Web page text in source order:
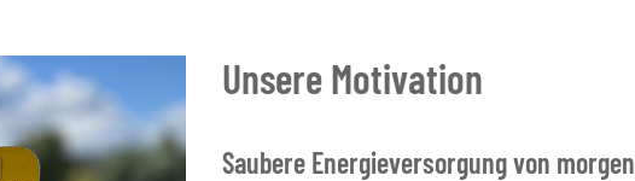
Unsere Motivation
Saubere Energieversorgung von morgen